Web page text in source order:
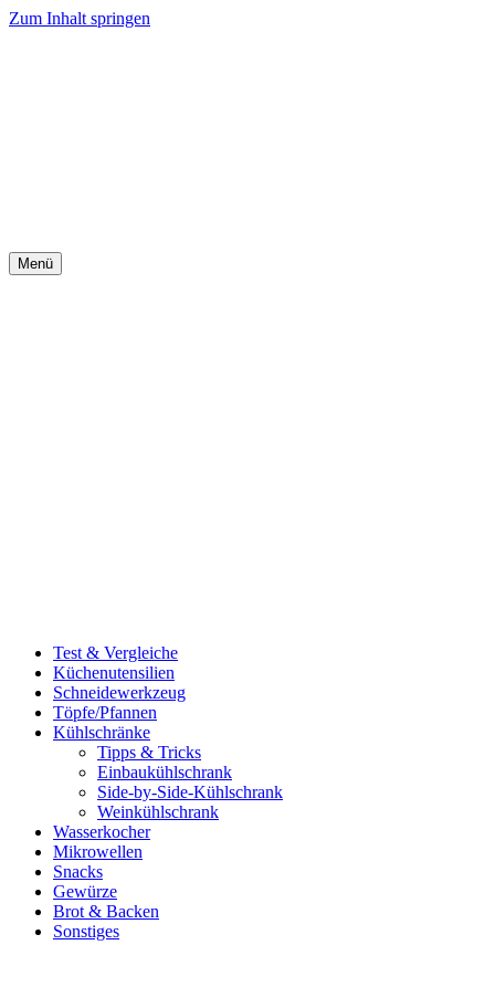
Zum Inhalt springen
Menü
Test & Vergleiche
Küchenutensilien
Schneidewerkzeug
Töpfe/Pfannen
Kühlschränke
Tipps & Tricks
Einbaukühlschrank
Side-by-Side-Kühlschrank
Weinkühlschrank
Wasserkocher
Mikrowellen
Snacks
Gewürze
Brot & Backen
Sonstiges